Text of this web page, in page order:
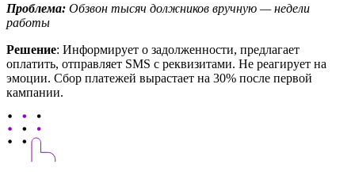
Проблема: Обзвон тысяч должников вручную — недели
работы
Решение: Информирует о задолженности, предлагает
оплатить, отправляет SMS с реквизитами. Не реагирует на
эмоции. Сбор платежей вырастает на 30% после первой
кампании.